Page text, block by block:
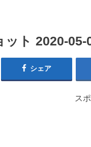
ット 2020-05-
シェア
ス